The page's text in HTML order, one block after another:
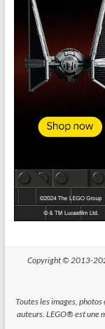
Copyright © 2013-
Toutes les images,
auteurs. LEGO® est une